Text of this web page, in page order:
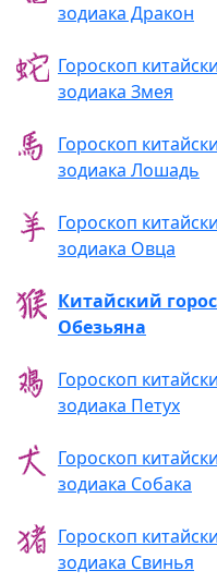
зодиака Дракон
Гороскоп
зодиака Змея
Гороскоп
зодиака Лошадь
Гороскоп
зодиака Овца
Китайский
Обезьяна
Гороскоп
зодиака Петух
Гороскоп
зодиака Собака
Гороскоп
зодиака Свинья